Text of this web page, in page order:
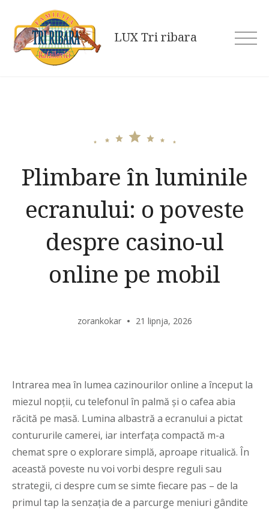
content
LUX Tri ribara
Plimbare în luminile
ecranului: o poveste
despre casino-ul
online pe mobil
zorankokar 21 lipnja, 2026
Intrarea mea în lumea cazinourilor online a început la
miezul nopții, cu telefonul în palmă și o cafea abia
răcită pe masă. Lumina albastră a ecranului a pictat
contururile camerei, iar interfața compactă m-a
chemat spre o explorare simplă, aproape ritualică. În
această poveste nu voi vorbi despre reguli sau
strategii, ci despre cum se simte fiecare pas – de la
primul tap la senzația de a parcurge meniuri gândite